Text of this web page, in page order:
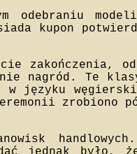
odebraniu
kupon
zakończenia,
nagród. Te
języku
zrobiono